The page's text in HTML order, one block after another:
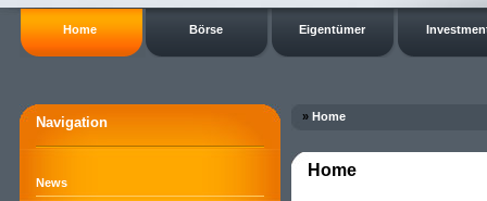
Home Börse Eigentümer
Navigation
News
» Home
Home